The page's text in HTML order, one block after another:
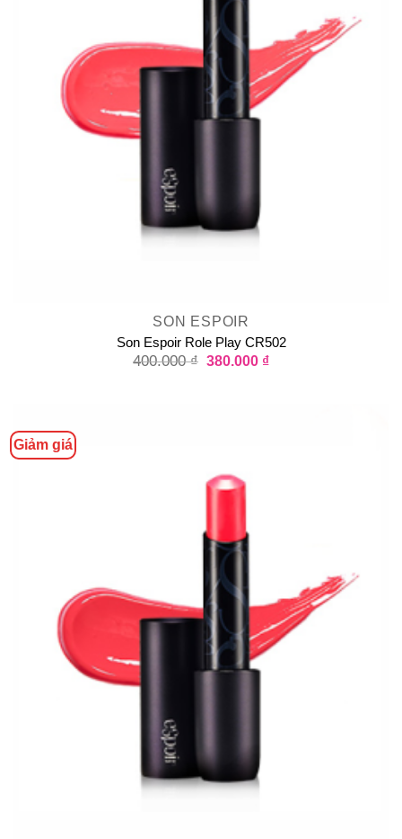
SON ESPOIR
Son Espoir Role Play CR502
400.000₫ 380.000 ₫
Giảm giá